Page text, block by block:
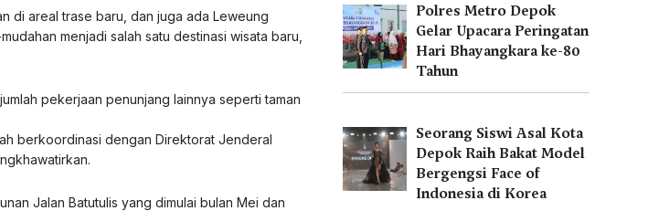
di areal trase baru, dan juga ada Leweung
menjadi salah satu destinasi wisata baru,
pekerjaan penunjang lainnya seperti taman
berkoordinasi dengan Direktorat Jenderal
Jalan Batutulis yang dimulai bulan Mei dan
Polres Metro Depok
Gelar Upacara Peringatan
Hari Bhayangkara ke-80
Tahun
Seorang Siswi Asal Kota
Depok Raih Bakat Model
Bergengsi Face of
Indonesia di Korea